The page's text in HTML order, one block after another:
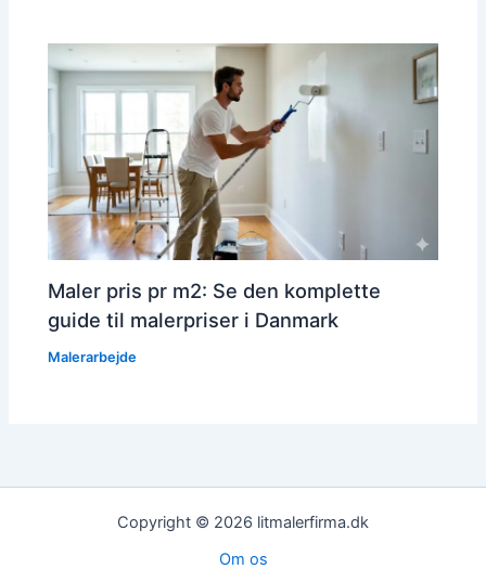
Maler pris pr m2: Se den komplette
guide til malerpriser i Danmark
Malerarbejde
Copyright © 2026 litmalerfirma.dk
Om os